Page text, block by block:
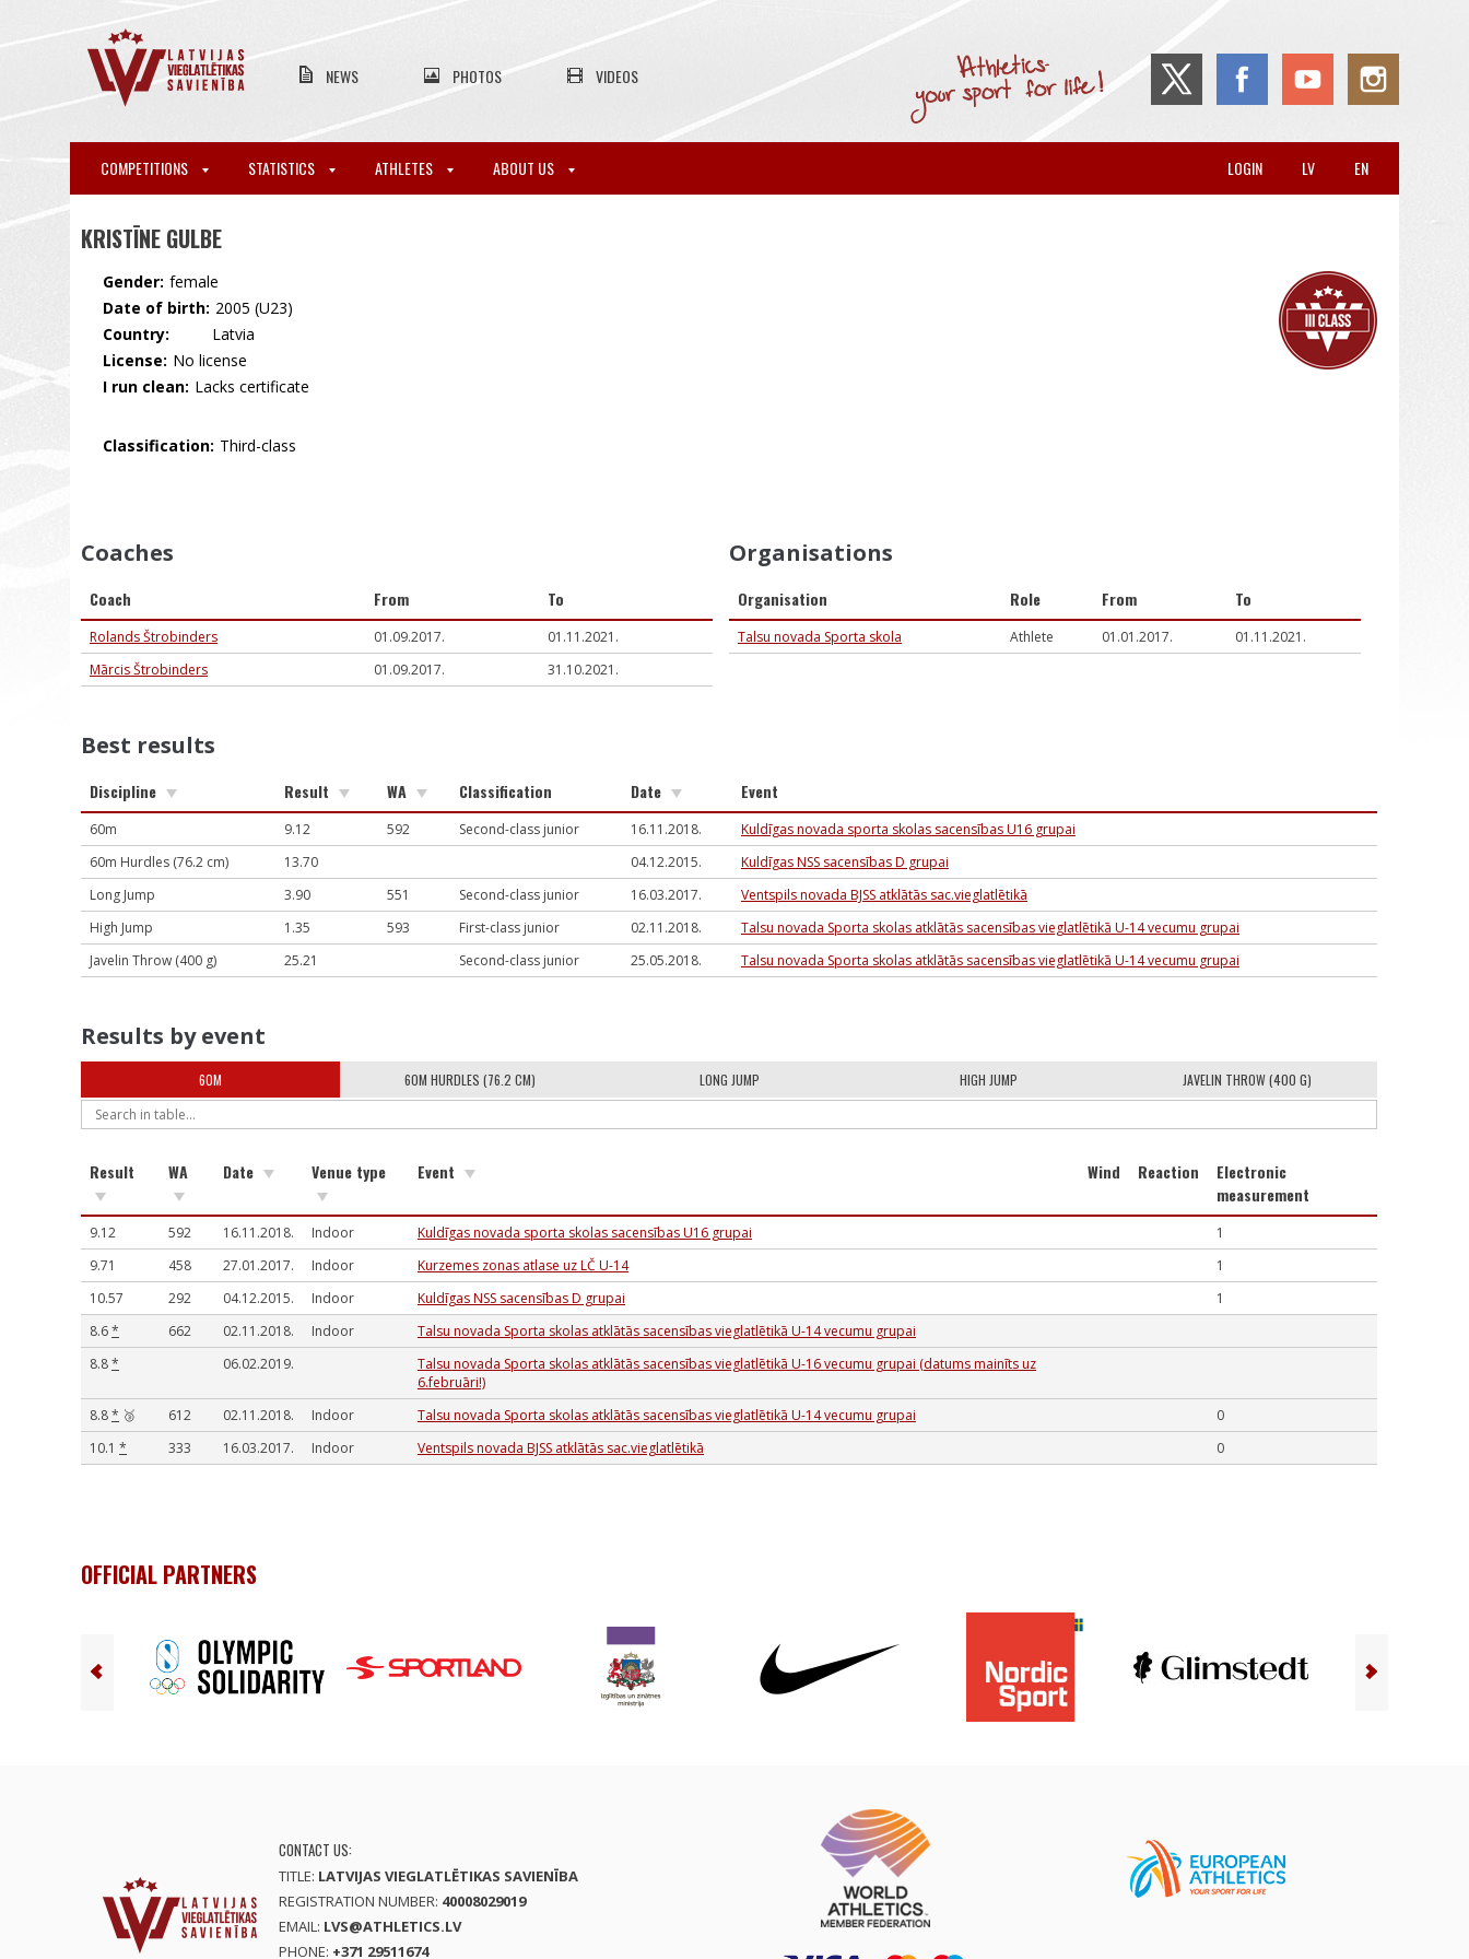
NEWS PHOTOS VIDEOS
COMPETITIONS STATISTICS ATHLETES ABOUT US EN
LV
LOGIN
KRISTĪNE GULBE
Gender: female
Date of birth: 2005 (U23)
Country:
🇱🇻 Latvia
License: No license
I run clean: Lacks certificate
Classification: Third-class
Coaches
Coach From To
Rolands Štrobinders 01.09.2017.
01.11.2021.
Mārcis Štrobinders
01.09.2017. 31.10.2021.
Organisations
Organisation Role From To
Talsu novada Sporta skola Athlete 01.01.2017. 01.11.2021.
Best results
Discipline Result WA Classification Date Event
60m 9.12 592 Second-class junior 16.11.2018.
Kuldīgas novada sporta skolas sacensības U16 grupai
60m Hurdles (76.2 cm)
13.70 04.12.2015.
Kuldīgas NSS sacensības D grupai
Long Jump
3.90 551 Second-class junior 16.03.2017.
Ventspils novada BJSS atklātās sac.vieglatlētikā
High Jump
1.35 593 First-class junior 02.11.2018.
Talsu novada Sporta skolas atklātās sacensības vieglatlētikā U-14 vecumu grupai
Javelin Throw (400 g)
25.21 Second-class junior 25.05.2018. Talsu novada Sporta skolas atklātās sacensības vieglatlētikā U-14 vecumu grupai
Results by event
60M 60M HURDLES (76.2 CM) LONG JUMP HIGH JUMP JAVELIN THROW (400 G)
Result WA Date Venue type Event Wind Reaction
Electronic
measurement
9.12 592 16.11.2018. Indoor Kuldīgas novada sporta skolas sacensības U16 grupai
1
9.71
458 27.01.2017. Indoor Kurzemes zonas atlase uz LČ U-14
1
10.57
292 04.12.2015. Indoor Kuldīgas NSS sacensības D grupai
1
8.6* 662 02.11.2018. Indoor
Talsu novada Sporta skolas atklātās sacensības vieglatlētikā U-14 vecumu grupai
8.8* 06.02.2019.
Talsu novada Sporta skolas atklātās sacensības vieglatlētikā U-16 vecumu grupai (datums mainīts uz
6.februāri!)
8.8* 🥉 612 02.11.2018. Indoor Talsu novada Sporta skolas atklātās sacensības vieglatlētikā U-14 vecumu grupai
0
10.1 * 333 16.03.2017. Indoor Ventspils novada BJSS atklātās sac.vieglatlētikā 0
OFFICIAL PARTNERS
CONTACT US:
TITLE: LATVIJAS VIEGLATLĒTIKAS SAVIENĪBA
REGISTRATION NUMBER: 40008029019
EMAIL: LVS@ATHLETICS.LV
PHONE: +371 29511674